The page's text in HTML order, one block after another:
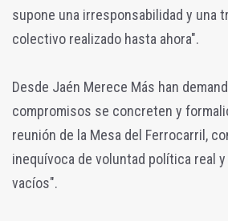
supone una irresponsabilidad y una
colectivo realizado hasta ahora".
Desde Jaén Merece Más han
compromisos se concreten y
reunión de la Mesa del Ferrocarril,
inequívoca de voluntad política real
vacíos".